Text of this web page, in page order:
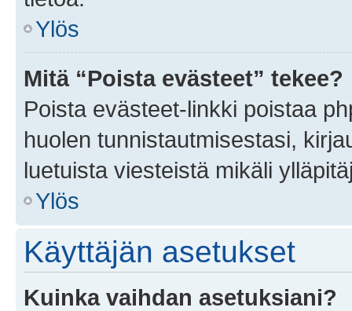
Ylös
Mitä “Poista evästeet” tekee?
Poista evästeet-linkki poistaa
huolen tunnistautmisestasi,
luetuista viesteistä mikäli
Ylös
Käyttäjän asetukset
Kuinka vaihdan asetuksiani?